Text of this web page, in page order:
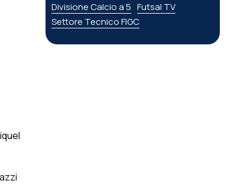
Divisione Calcio a 5 Futsal TV
Settore Tecnico FIGC